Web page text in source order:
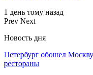
1 день тому назад
Prev Next
Новость дня
Петербург обошел
рестораны